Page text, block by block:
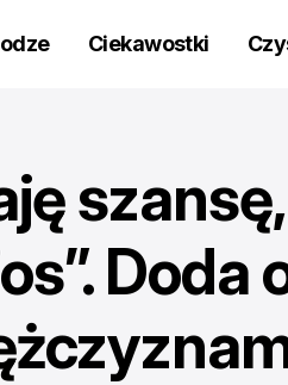
Ciekawostki
Doda